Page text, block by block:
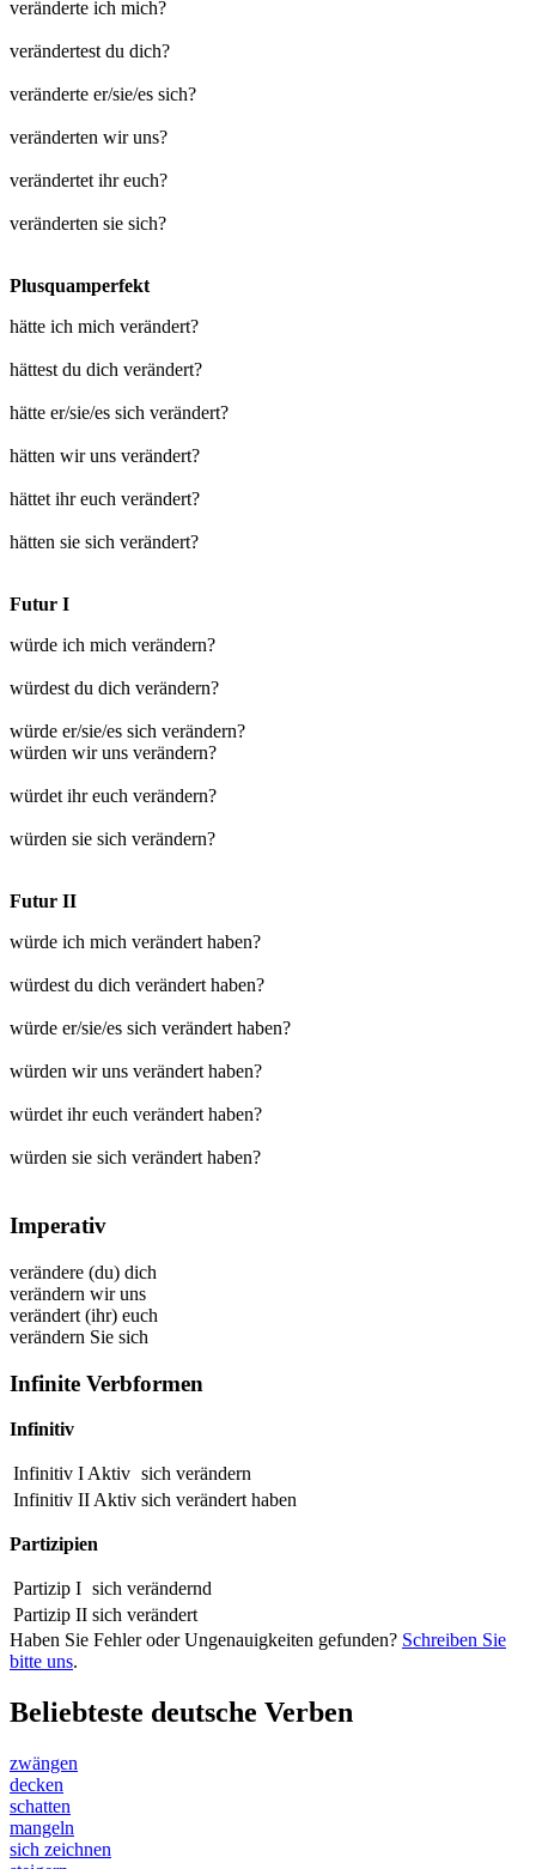
veränderte ich mich?
verändertest du dich?
veränderte er/sie/es sich?
veränderten wir uns?
verändertet ihr euch?
veränderten sie sich?
Plusquamperfekt
hätte ich mich verändert?
hättest du dich verändert?
hätte er/sie/es sich verändert?
hätten wir uns verändert?
hättet ihr euch verändert?
hätten sie sich verändert?
Futur I
würde ich mich verändern?
würdest du dich verändern?
würde er/sie/es sich verändern?
würden wir uns verändern?
würdet ihr euch verändern?
würden sie sich verändern?
Futur II
würde ich mich verändert haben?
würdest du dich verändert haben?
würde er/sie/es sich verändert haben?
würden wir uns verändert haben?
würdet ihr euch verändert haben?
würden sie sich verändert haben?
Imperativ
verändere (du) dich
verändern wir uns
verändert (ihr) euch
verändern Sie sich
Infinite Verbformen
Infinitiv
Infinitiv I Aktiv sich verändern
Infinitiv II Aktiv sich verändert haben
Partizipien
Partizip I sich verändernd
Partizip II sich verändert
Haben Sie Fehler oder Ungenauigkeiten gefunden? Schreiben Sie
bitte uns.
Beliebteste deutsche Verben
zwängen
decken
schatten
mangeln
sich zeichnen